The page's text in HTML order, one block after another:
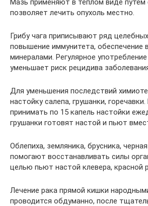
позволяет лечить опухоль местно.
Грибу чага приписывают ряд
повышение иммунитета, обеспечение
минералами. Регулярное
уменьшает риск рецидива
Для уменьшения последствий
настойку салепа, грушанки,
принимать по 15 капель настойки
грушанки готовят настой и пьют
Облепиха, земляника, брусника,
помогают восстанавливать силы
целью пьют настой клевера, красной
Лечение рака прямой кишки
проводится обдуманно, после